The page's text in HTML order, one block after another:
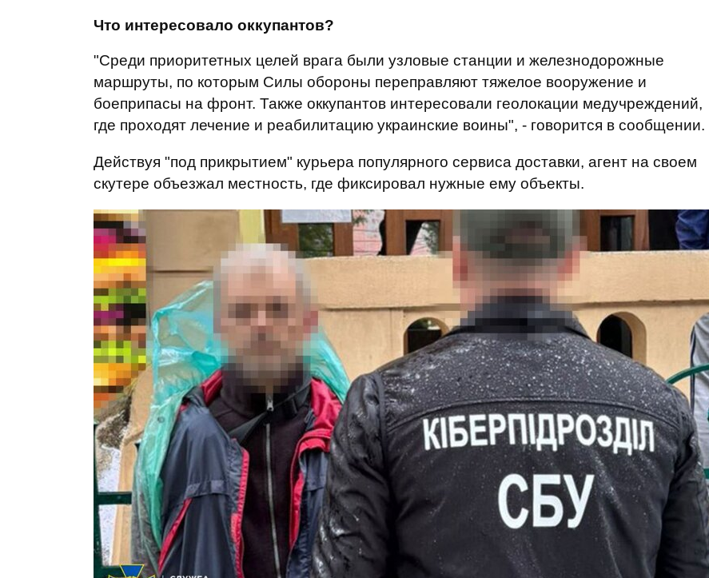
Что интересовало оккупантов?
"Среди приоритетных целей врага были узловые станции и железнодорожные
маршруты, по которым Силы обороны переправляют тяжелое вооружение и
боеприпасы на фронт. Также оккупантов интересовали геолокации медучреждений,
где проходят лечение и реабилитацию украинские воины", - говорится в сообщении.
Действуя "под прикрытием" курьера популярного сервиса доставки, агент на своем
скутере объезжал местность, где фиксировал нужные ему объекты.